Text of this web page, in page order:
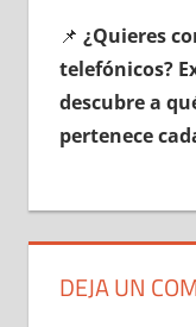
📌 ¿Quieres
telefónicos?
descubre а
pertenece
DEJA UN